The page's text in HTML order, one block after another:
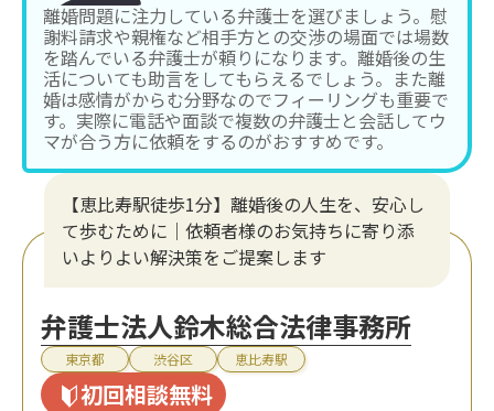
離婚問題に注力している弁護士を選びましょう。慰
謝料請求や親権など相手方との交渉の場面では場数
を踏んでいる弁護士が頼りになります。離婚後の生
活についても助言をしてもらえるでしょう。また離
婚は感情がからむ分野なのでフィーリングも重要で
す。実際に電話や面談で複数の弁護士と会話してウ
マが合う方に依頼をするのがおすすめです。
【恵比寿駅徒歩1分】離婚後の人生を、安心し
て歩むために｜依頼者様のお気持ちに寄り添
いよりよい解決策をご提案します
弁護士法人鈴木総合法律事務所
東京都 渋谷区 恵比寿駅
初回相談無料